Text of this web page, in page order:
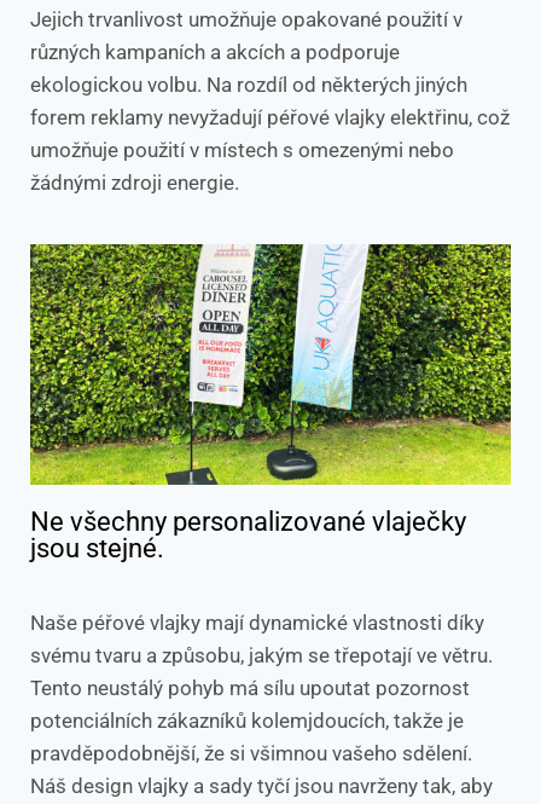
Jejich trvanlivost umožňuje opakované použití v
různých kampaních a akcích a podporuje
ekologickou volbu. Na rozdíl od některých jiných
forem reklamy nevyžadují péřové vlajky elektřinu, což
umožňuje použití v místech s omezenými nebo
žádnými zdroji energie.
Ne všechny personalizované vlaječky
jsou stejné.
Naše péřové vlajky mají dynamické vlastnosti díky
svému tvaru a způsobu, jakým se třepotají ve větru.
Tento neustálý pohyb má sílu upoutat pozornost
potenciálních zákazníků kolemjdoucích, takže je
pravděpodobnější, že si všimnou vašeho sdělení.
Náš design vlajky a sady tyčí jsou navrženy tak, aby